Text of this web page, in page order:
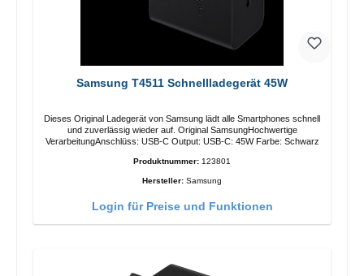
Samsung T4511 Schnellladegerät 45W
Dieses Original Ladegerät von Samsung lädt alle Smartphones schnell
und zuverlässig wieder auf. Original SamsungHochwertige
VerarbeitungAnschlüss: USB-C Output: USB-C: 45W Farbe: Schwarz
Produktnummer: 123801
Hersteller: Samsung
Login für Preise und Funktionen